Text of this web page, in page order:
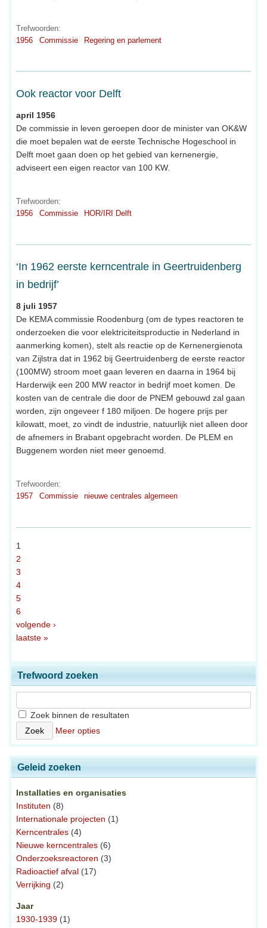
Trefwoorden:
1956
Commissie Regering en parlement
Ook reactor voor Delft
april 1956
De commissie in leven geroepen door de minister van OK&W
die moet bepalen wat de eerste Technische Hogeschool in
Delft moet gaan doen op het gebied van kernenergie,
adviseert een eigen reactor van 100 KW.
Trefwoorden:
1956
Commissie HOR/IRI Delft
‘In 1962 eerste kerncentrale in Geertruidenberg
in bedrijf’
8 juli 1957
De KEMA commissie Roodenburg (om de types reactoren te
onderzoeken die voor elektriciteitsproductie in Nederland in
aanmerking komen), stelt als reactie op de Kernenergienota
van Zijlstra dat in 1962 bij Geertruidenberg de eerste reactor
(100MW) stroom moet gaan leveren en daarna in 1964 bij
Harderwijk een 200 MW reactor in bedrijf moet komen. De
kosten van de centrale die door de PNEM gebouwd zal gaan
worden, zijn ongeveer f 180 miljoen. De hogere prijs per
kilowatt, moet, zo vindt de industrie, natuurlijk niet alleen door
de afnemers in Brabant opgebracht worden. De PLEM en
Buggenem worden niet meer genoemd.
Trefwoorden:
1957
Commissie nieuwe centrales algemeen
1
2
3
4
5
6
volgende ›
laatste »
Trefwoord zoeken
Zoek binnen de resultaten
Meer opties
Geleid zoeken
Installaties en organisaties
Instituten (8)
Internationale projecten (1)
Kerncentrales (4)
Nieuwe kerncentrales (6)
Onderzoeksreactoren (3)
Radioactief afval (17)
Verrijking (2)
Jaar
1930-1939 (1)